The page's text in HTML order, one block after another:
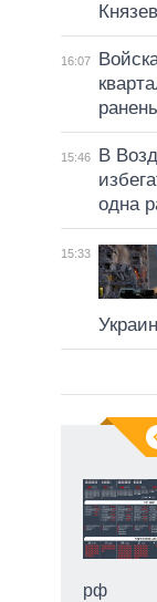
16:07
15:46
В
одна
15:33
рф